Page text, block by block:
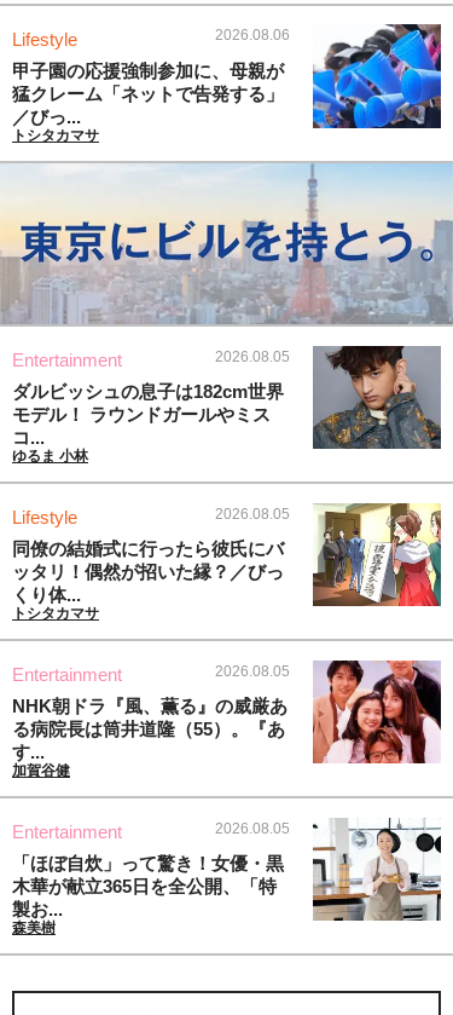
Lifestyle 2026.08.06
甲子園の応援強制参加に、母親が
猛クレーム「ネットで告発する」
／びっ...
トシタカマサ
Entertainment 2026.08.05
ダルビッシュの息子は182cm世界
モデル！ ラウンドガールやミス
コ...
ゆるま 小林
Lifestyle 2026.08.05
同僚の結婚式に行ったら彼氏にバ
ッタリ！偶然が招いた縁？／びっ
くり体...
トシタカマサ
Entertainment 2026.08.05
NHK朝ドラ『風、薫る』の威厳あ
る病院長は筒井道隆（55）。『あ
す...
加賀谷健
Entertainment 2026.08.05
「ほぼ自炊」って驚き！女優・黒
木華が献立365日を全公開、「特
製お...
森美樹